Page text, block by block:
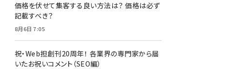
meo (1275)
価格を伏せて集客する良い方法は？ 価格は必ず
記載すべき？
8月6日 7:05
祝・Web担創刊20周年！ 各業界の専門家から届
いたお祝いコメント（SEO編）